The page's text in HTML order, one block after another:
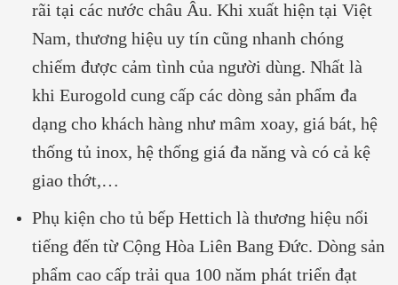
rãi tại các nước châu Âu. Khi xuất hiện tại Việt
Nam, thương hiệu uy tín cũng nhanh chóng
chiếm được cảm tình của người dùng. Nhất là
khi Eurogold cung cấp các dòng sản phẩm đa
dạng cho khách hàng như mâm xoay, giá bát, hệ
thống tủ inox, hệ thống giá đa năng và có cả kệ
giao thớt,…
Phụ kiện cho tủ bếp Hettich là thương hiệu nổi
tiếng đến từ Cộng Hòa Liên Bang Đức. Dòng sản
phẩm cao cấp trải qua 100 năm phát triển đạt